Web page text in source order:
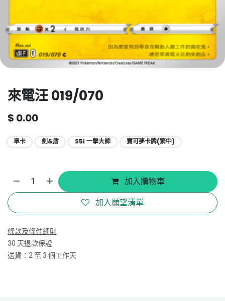
來電汪 019/070
$ 0.00
單卡 劍&盾 S5I 一撃大師 寶可夢卡牌(繁中)
加入購物車
加入願望清單
條款及條件細則
30 天退款保證
送貨：2 至 3 個工作天